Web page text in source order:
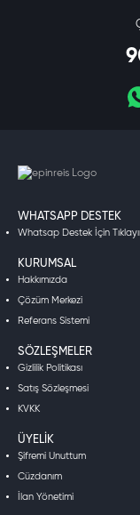
WHATSAPP DESTEK
Whatsap Destek İçin
KURUMSAL
Hakkımızda
Çözüm Merkezi
Referans Sistemi
SÖZLEŞMELER
Gizlilik Politikası
Satış Sözleşmesi
KVKK
ÜYELIK
Şifremi Unuttum
Cüzdanım
İlan Yönetimi